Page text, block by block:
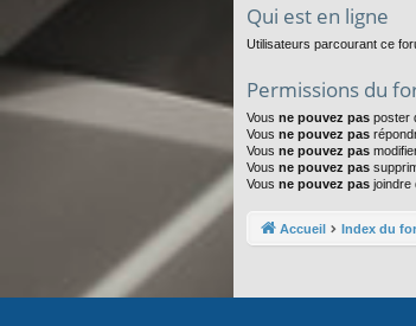
Qui est en ligne
Utilisateurs parcourant ce
Permissions du
Vous ne pouvez pas poster
Vous ne pouvez pas
Vous ne pouvez pas
Vous ne pouvez pas
Vous ne pouvez pas joindre
Accueil Index du